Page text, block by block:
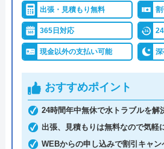
クラシアンのクチコミ on
件のク
※クチコミの内容について
2 か月前
水トラブルの不安もすぐに解消
調整作業のみであれば8,800円
わせから見積もりまですべて無
ずは電話相談をしてみることを
日本全国の水トラブルに対応し
車はトイレのみならず洗面所や
どにも対応してくれる水まわり
出張・見積もり無料
365日対応
現金以外の支払い可能 深
おすすめポイント
24時間年中無休で水トラブルを解
出張、見積もりは無料なので気軽
WEBからの申し込みで割引キャン